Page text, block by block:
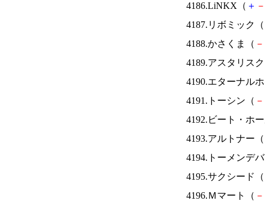
4186.LiNKX（ ＋ －
4187.リボミック（
4188.かさくま（ －
4189.アスタリス
4190.エターナル
4191.トーシン（ －
4192.ビート・ホ
4193.アルトナー（
4194.トーメンデ
4195.サクシード（
4196.Ｍマート（ －